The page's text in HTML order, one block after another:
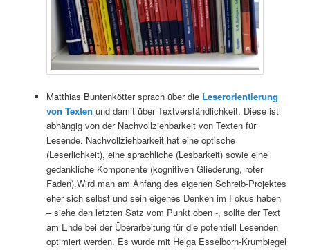
Matthias Buntenkötter sprach über die Leserorientierung
von Texten und damit über Textverständlichkeit. Diese ist
abhängig von der Nachvollziehbarkeit von Texten für
Lesende. Nachvollziehbarkeit hat eine optische
(Leserlichkeit), eine sprachliche (Lesbarkeit) sowie eine
gedankliche Komponente (kognitiven Gliederung, roter
Faden).Wird man am Anfang des eigenen Schreib-Projektes
eher sich selbst und sein eigenes Denken im Fokus haben
– siehe den letzten Satz vom Punkt oben -, sollte der Text
am Ende bei der Überarbeitung für die potentiell Lesenden
optimiert werden. Es wurde mit Helga Esselborn-Krumbiegel